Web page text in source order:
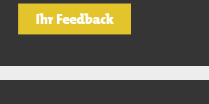
Ihr Feedback